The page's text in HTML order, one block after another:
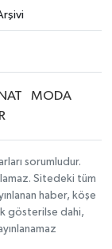
MODA
sorumludur.
Sitedeki tüm
haber, köşe
gösterilse dahi,